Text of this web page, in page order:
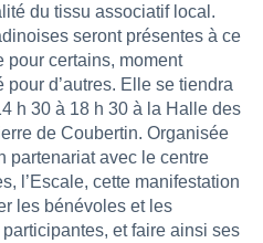
du tissu associatif local.
seront présentes à ce
pour certains, moment
d’autres. Elle se tiendra
h 30 à 18 h 30 à la Halle des
de Coubertin. Organisée
partenariat avec le centre
l’Escale, cette manifestation
les bénévoles et les
et faire ainsi ses